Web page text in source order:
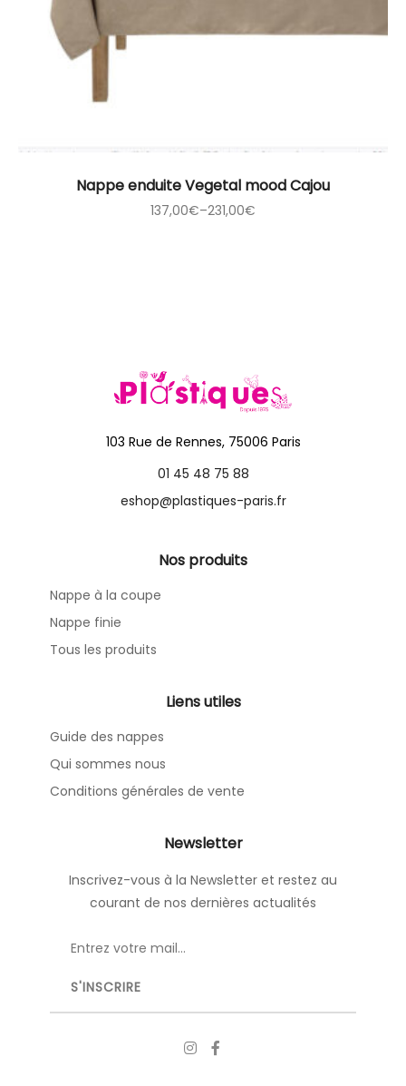
Nappe enduite Vegetal mood Cajou
137,00€–231,00€
103 Rue de Rennes, 75006 Paris
01 45 48 75 88
eshop@plastiques-paris.fr
Nos produits
Nappe à la coupe
Nappe finie
Tous les produits
Liens utiles
Guide des nappes
Qui sommes nous
Conditions générales de vente
Newsletter
Inscrivez-vous à la Newsletter et restez au
courant de nos dernières actualités